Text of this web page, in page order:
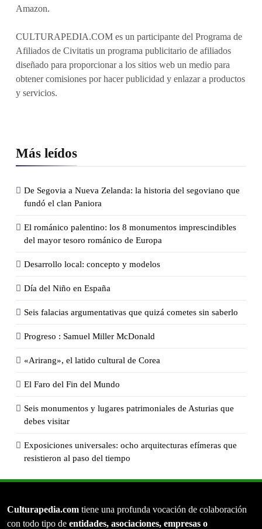
Amazon.
CULTURAPEDIA.COM es un participante del Programa de
Afiliados de Civitatis un programa publicitario de afiliados
diseñado para proporcionar a los sitios web un medio para
obtener comisiones por hacer publicidad y enlazar a productos
y servicios.
Más leídos
De Segovia a Nueva Zelanda: la historia del segoviano que
fundó el clan Paniora
El románico palentino: los 8 monumentos imprescindibles
del mayor tesoro románico de Europa
Desarrollo local: concepto y modelos
Día del Niño en España
Seis falacias argumentativas que quizá cometes sin saberlo
Progreso : Samuel Miller McDonald
«Arirang», el latido cultural de Corea
El Faro del Fin del Mundo
Seis monumentos y lugares patrimoniales de Asturias que
debes visitar
Exposiciones universales: ocho arquitecturas efímeras que
resistieron al paso del tiempo
Culturapedia.com tiene una profunda vocación de colaboración
con todo tipo de entidades, asociaciones, empresas o